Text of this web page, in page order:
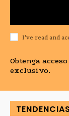
I've read and
Obtenga
exclusivo.